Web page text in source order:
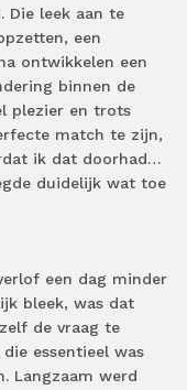
Die leek aan te
een
ontwikkelen een
binnen de
plezier en trots
match te zijn,
ik dat doorhad…
duidelijk wat toe
een dag minder
bleek, was dat
de vraag te
essentieel was
Langzaam werd